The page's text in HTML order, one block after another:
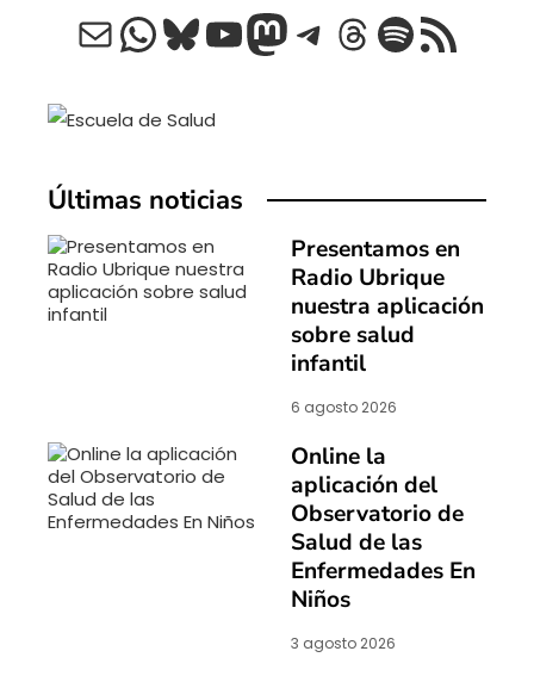
Correo electrónico
WhatsApp
Bluesky
YouTube
Mastodon
Telegram
Threads
Spotify
Feed RSS
Últimas noticias
Presentamos en
Radio Ubrique
nuestra aplicación
sobre salud
infantil
6 agosto 2026
Online la
aplicación del
Observatorio de
Salud de las
Enfermedades En
Niños
3 agosto 2026